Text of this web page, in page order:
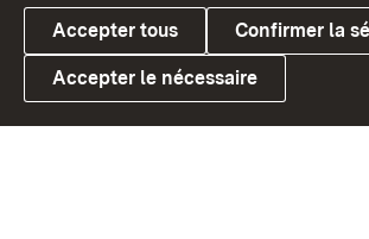
Link zum Landesportal
Accepter tous Confirmer la
Accepter le nécessaire